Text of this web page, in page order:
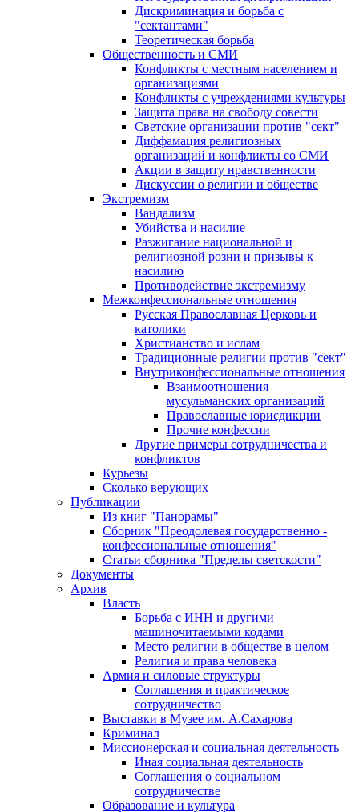
Дискриминация и борьба с
"сектантами"
Теоретическая борьба
Общественность и СМИ
Конфликты с местным населением и
организациями
Конфликты с учреждениями культуры
Защита права на свободу совести
Светские организации против "сект"
Диффамация религиозных
организаций и конфликты со СМИ
Акции в защиту нравственности
Дискуссии о религии и обществе
Экстремизм
Вандализм
Убийства и насилие
Разжигание национальной и
религиозной розни и призывы к
насилию
Противодействие экстремизму
Межконфессиональные отношения
Русская Православная Церковь и
католики
Христианство и ислам
Традиционные религии против "сект"
Внутриконфессиональные отношения
Взаимоотношения
мусульманских организаций
Православные юрисдикции
Прочие конфессии
Другие примеры сотрудничества и
конфликтов
Курьезы
Сколько верующих
Публикации
Из книг "Панорамы"
Сборник "Преодолевая государственно -
конфессиональные отношения"
Статьи сборника "Пределы светскости"
Документы
Архив
Власть
Борьба с ИНН и другими
машиночитаемыми кодами
Место религии в обществе в целом
Религия и права человека
Армия и силовые структуры
Соглашения и практическое
сотрудничество
Выставки в Музее им. А.Сахарова
Криминал
Миссионерская и социальная деятельность
Иная социальная деятельность
Соглашения о социальном
сотрудничестве
Образование и культура